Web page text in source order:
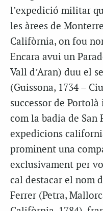
l’expedició militar
les àrees de
Califòrnia, on fou
Encara avui un
Vall d’Aran) duu el
(Guissona, 1734 –
successor de
com la badia de San
expedicions
prominent una
exclusivament per
cal destacar el nom
Ferrer (Petra,